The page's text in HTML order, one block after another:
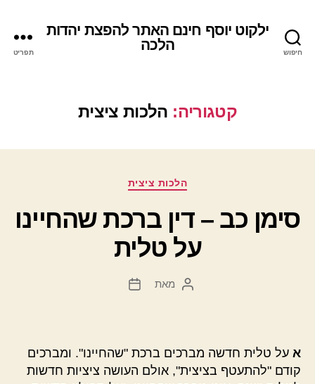
חיפוש
ילקוט יוסף חינם האתר להפצת יהדות
הלכה
תפריט
קטגוריה: הלכות ציצית
קטגוריות
הלכות ציצית
סימן כב – דין ברכת שהחיינו
על טלית
המחבר
מאת
תאריך
א על טלית חדשה מברכים ברכת "שהחיינו". ומברכים
קודם "להתעטף בציצית", אולם העושה ציציות חדשות